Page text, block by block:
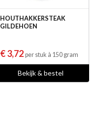
HOUTHAKKERSTEAK
GILDEHOEN
€ 3,72 per stuk à 150 gram
Bekijk & bestel